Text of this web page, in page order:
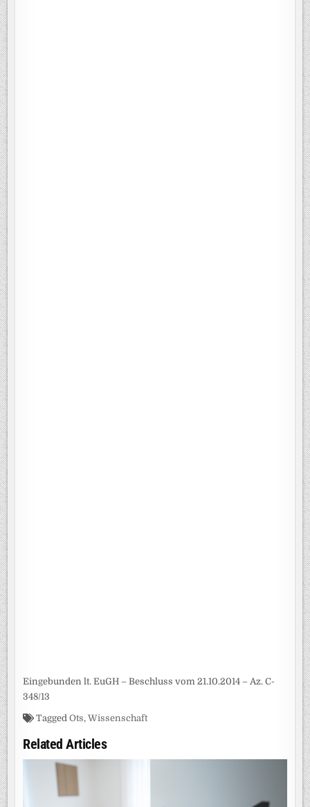
Eingebunden lt. EuGH – Beschluss vom 21.10.2014 – Az. C-
348/13
TaggedOts,Wissenschaft
Related Articles